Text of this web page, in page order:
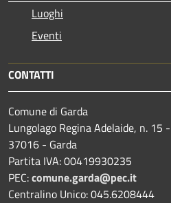
Luoghi
Eventi
CONTATTI
Comune di Garda
Lungolago Regina Adelaide, n. 15
37016 - Garda
Partita IVA: 00419930235
PEC:comune.garda@pec.it
Centralino Unico: 045.6208444